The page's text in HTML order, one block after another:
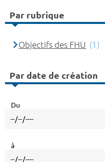
Par rubrique
Objectifs des FHU (1)
Par date de création
Du
à